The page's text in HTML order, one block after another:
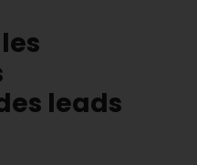
leads